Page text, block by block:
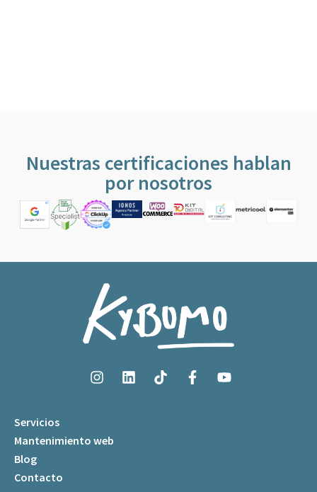
Nuestras certificaciones hablan
por nosotros
Servicios
Mantenimiento web
Blog
Contacto